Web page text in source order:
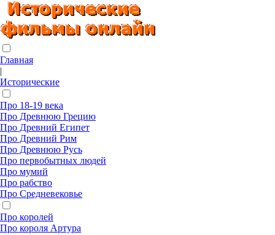
Главная
|
Исторические
Про 18-19 века
Про Древнюю Грецию
Про Древний Египет
Про Древний Рим
Про Древнюю Русь
Про первобытных людей
Про мумий
Про рабство
Про Средневековье
Про королей
Про короля Артура